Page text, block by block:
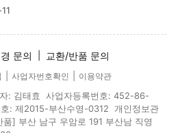
문의 교환/반품 문의
사업자번호확인 이용약관
: 김태효 사업자등록번호: 452-86-
: 제2015-부산수영-0312 개인정보관
] 부산 남구 우암로 191 부산남 직영